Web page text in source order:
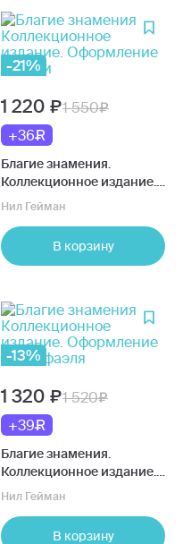
-21%
1 220
1 550
+36
Благие знамения.
Коллекционное издание.
Оформление Кроули
Нил Гейман
В корзину
-13%
1 320
1 520
+39
Благие знамения.
Коллекционное издание.
Оформление Азирафаэля
Нил Гейман
В корзину